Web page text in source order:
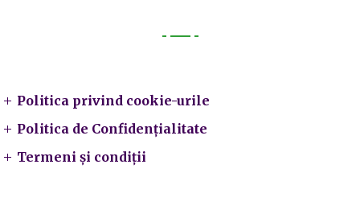
Politica privind cookie-urile
Politica de Confidențialitate
Termeni și condiții